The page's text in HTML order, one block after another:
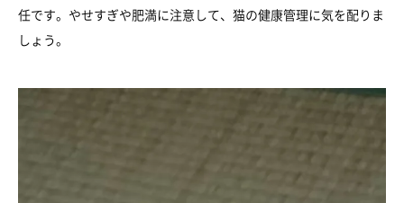
任です。やせすぎや肥満に注意して、猫の健康管理に気を配りま
しょう。